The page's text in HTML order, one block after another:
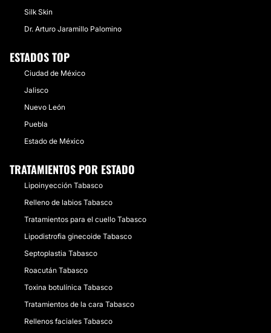
Silk Skin
Dr. Arturo Jaramillo Palomino
ESTADOS TOP
Ciudad de México
Jalisco
Nuevo León
Puebla
Estado de México
TRATAMIENTOS POR ESTADO
Lipoinyección Tabasco
Relleno de labios Tabasco
Tratamientos para el cuello Tabasco
Lipodistrofia ginecoide Tabasco
Septoplastia Tabasco
Roacután Tabasco
Toxina botulínica Tabasco
Tratamientos de la cara Tabasco
Rellenos faciales Tabasco